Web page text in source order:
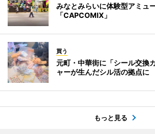
みなとみらいに体験型アミュ
「CAPCOMIX」
買う
元町・中華街に「シール交
ャーが生んだシル活の拠点に
もっと見る